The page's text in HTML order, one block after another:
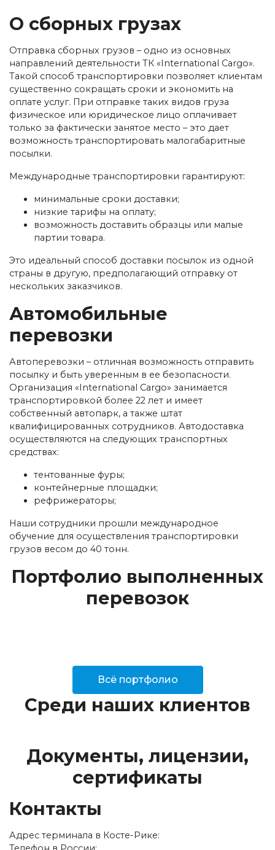
О сборных грузах
Отправка сборных грузов – одно из основных
направлений деятельности ТК «International Cargo».
Такой способ транспортировки позволяет клиентам
существенно сокращать сроки и экономить на
оплате услуг. При отправке таких видов груза
физическое или юридическое лицо оплачивает
только за фактически занятое место – это дает
возможность транспортировать малогабаритные
посылки.
Международные транспортировки гарантируют:
минимальные сроки доставки;
низкие тарифы на оплату;
возможность доставить образцы или малые
партии товара.
Это идеальный способ доставки посылок из одной
страны в другую, предполагающий отправку от
нескольких заказчиков.
Автомобильные
перевозки
Автоперевозки – отличная возможность отправить
посылку и быть уверенным в ее безопасности.
Организация «International Cargo» занимается
транспортировкой более 22 лет и имеет
собственный автопарк, а также штат
квалифицированных сотрудников. Автодоставка
осуществляются на следующих транспортных
средствах:
тентованные фуры;
контейнерные площадки;
рефрижераторы;
Наши сотрудники прошли международное
обучение для осуществления транспортировки
грузов весом до 40 тонн.
Портфолио выполненных
перевозок
Всё портфолио
Среди наших клиентов
Документы, лицензии,
сертификаты
Контакты
Адрес терминала в Косте-Рике: